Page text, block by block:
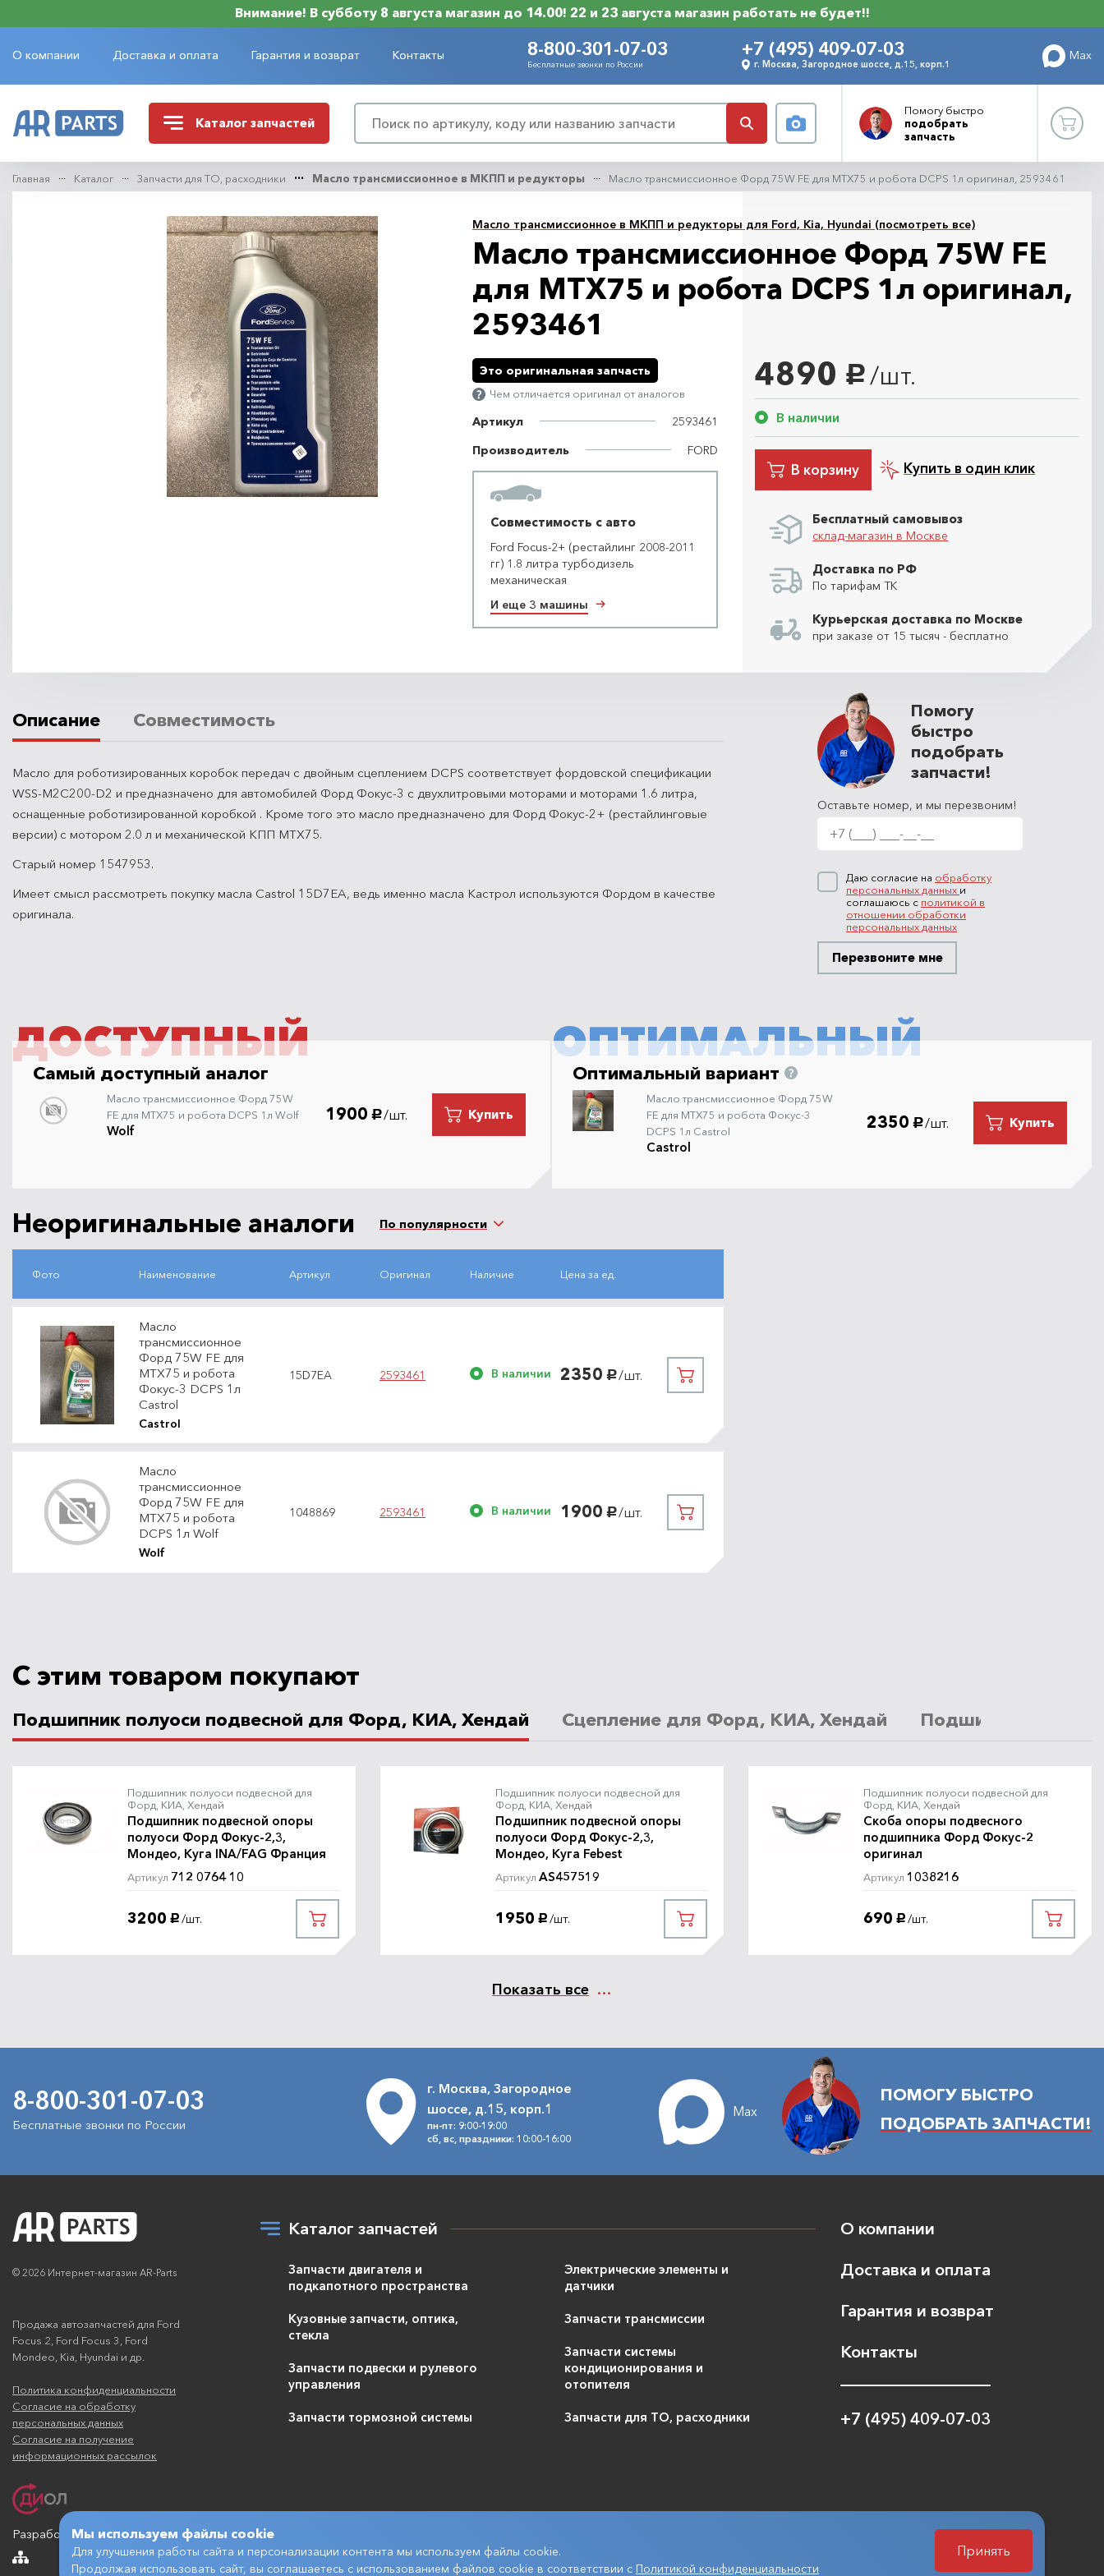
Внимание! В субботу 8 августа магазин до 14.00! 22 и 23 августа магазин работать не будет!!
О компании Доставка и оплата Гарантия и возврат Контакты 8-800-301-07-03
Бесплатные звонки по России
+7 (495) 409-07-03
г. Москва, Загородное шоссе, д.15, корп.1
Max
Каталог запчастей
Помогу быстро
подобрать
запчасть
Главная Каталог Запчасти для ТО, расходники Масло трансмиссионное в МКПП и редукторы Масло трансмиссионное Форд 75W FE для MTX75 и робота DCPS 1л оригинал, 2593461
Масло трансмиссионное в МКПП и редукторы для Ford, Kia, Hyundai (посмотреть все)
Масло трансмиссионное Форд 75W FE
для MTX75 и робота DCPS 1л оригинал,
2593461
4890 руб. /шт.
В наличии
В корзину Купить в один клик
Бесплатный самовывоз
склад-магазин в Москве
Доставка по РФ
По тарифам ТК
Курьерская доставка по Москве
при заказе от 15 тысяч - бесплатно
Это оригинальная запчасть
Чем отличается оригинал от аналогов
Артикул
2593461
Производитель
FORD
Совместимость с авто
Ford Focus-2+ (рестайлинг 2008-2011
гг) 1.8 литра турбодизель
механическая
И еще 3 машины
Описание Совместимость
Масло для роботизированных коробок передач с двойным сцеплением DCPS соответствует фордовской спецификации
WSS-M2C200-D2 и предназначено для автомобилей Форд Фокус-3 с двухлитровыми моторами и моторами 1.6 литра,
оснащенные роботизированной коробкой . Кроме того это масло предназначено для Форд Фокус-2+ (рестайлинговые
версии) с мотором 2.0 л и механической КПП MTX75.
Старый номер 1547953.
Имеет смысл рассмотреть покупку масла Castrol 15D7EA, ведь именно масла Кастрол используются Фордом в качестве
оригинала.
Помогу
быстро
подобрать
запчасти!
Оставьте номер, и мы перезвоним!
Даю согласие на обработку
персональных данных и
соглашаюсь с политикой в
отношении обработки
персональных данных
Перезвоните мне
ДОСТУПНЫЙ
Самый доступный аналог
Масло трансмиссионное Форд 75W
FE для MTX75 и робота DCPS 1л Wolf
Wolf
1900 руб./шт. Купить
ОПТИМАЛЬНЫЙ
Оптимальный вариант
Масло трансмиссионное Форд 75W
FE для MTX75 и робота Фокус-3
DCPS 1л Castrol
Castrol
2350 руб./шт. Купить
Неоригинальные аналоги По популярности
Фото Наименование Артикул Оригинал Наличие Цена за ед.
Масло
трансмиссионное
Форд 75W FE для
MTX75 и робота
Фокус-3 DCPS 1л
Castrol
Castrol
15D7EA 2593461 В наличии 2350 руб./шт.
Масло
трансмиссионное
Форд 75W FE для
MTX75 и робота
DCPS 1л Wolf
Wolf
1048869 2593461 В наличии 1900 руб./шт.
С этим товаром покупают
Подшипник полуоси подвесной для Форд, КИА, Хендай Сцепление для Форд, КИА, Хендай Подшипник
Подшипник полуоси подвесной для
Форд, КИА, Хендай
Подшипник подвесной опоры
полуоси Форд Фокус-2,3,
Мондео, Куга INA/FAG Франция
Артикул 712 0764 10
3200 руб. /шт.
Подшипник полуоси подвесной для
Форд, КИА, Хендай
Подшипник подвесной опоры
полуоси Форд Фокус-2,3,
Мондео, Куга Febest
Артикул AS457519
1950 руб. /шт.
Подшипник полуоси подвесной для
Форд, КИА, Хендай
Скоба опоры подвесного
подшипника Форд Фокус-2
оригинал
Артикул 1038216
690 руб. /шт.
Показать все
8-800-301-07-03
Бесплатные звонки по России
Max
г. Москва, Загородное
шоссе, д.15, корп.1
пн-пт: 9:00-19:00
сб, вс, праздники: 10:00-16:00
ПОМОГУ БЫСТРО
ПОДОБРАТЬ ЗАПЧАСТИ!
© 2026 Интернет-магазин AR-Parts
Продажа автозапчастей для Ford
Focus 2, Ford Focus 3, Ford
Mondeo, Kia, Hyundai и др.
Политика конфиденциальности
Согласие на обработку
персональных данных
Согласие на получение
информационных рассылок
Разработка и продвижение
Каталог запчастей
Запчасти двигателя и
подкапотного пространства
Кузовные запчасти, оптика,
стекла
Запчасти подвески и рулевого
управления
Запчасти тормозной системы
Электрические элементы и
датчики
Запчасти трансмиссии
Запчасти системы
кондиционирования и
отопителя
Запчасти для ТО, расходники
О компании
Доставка и оплата
Гарантия и возврат
Контакты
+7 (495) 409-07-03
Мы используем файлы cookie
Для улучшения работы сайта и персонализации контента мы используем файлы cookie.
Продолжая использовать сайт, вы соглашаетесь с использованием файлов cookie в соответствии с Политикой конфиденциальности
Принять